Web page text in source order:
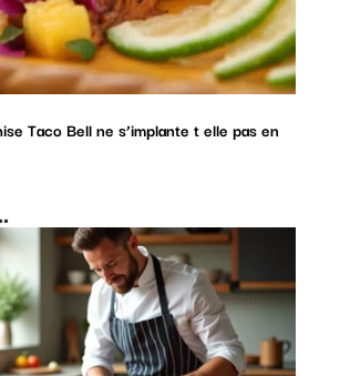
Taco Bell ne s’implante t elle pas en